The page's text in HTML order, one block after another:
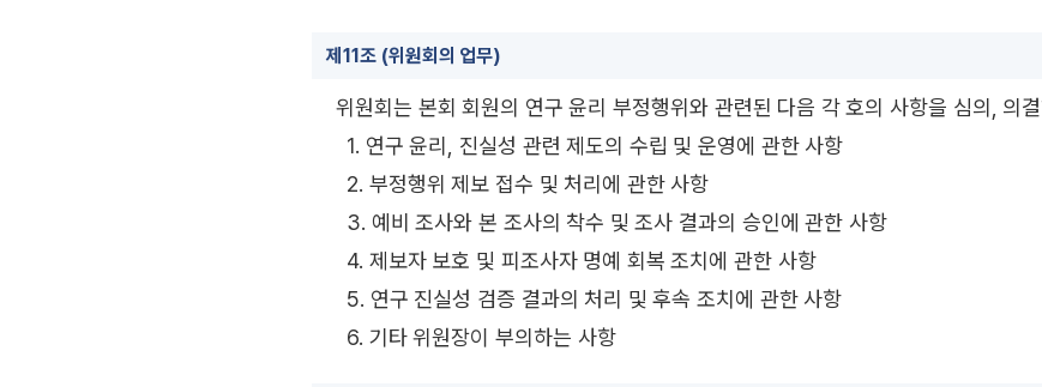
제11조 (위원회의 업무)
위원회는 본회 회원의 연구 윤리 부정행위와 관련된 다음 각 호의 사항을 심의, 의
1. 연구 윤리, 진실성 관련 제도의 수립 및 운영에 관한 사항
2. 부정행위 제보 접수 및 처리에 관한 사항
3. 예비 조사와 본 조사의 착수 및 조사 결과의 승인에 관한 사항
4. 제보자 보호 및 피조사자 명예 회복 조치에 관한 사항
5. 연구 진실성 검증 결과의 처리 및 후속 조치에 관한 사항
6. 기타 위원장이 부의하는 사항